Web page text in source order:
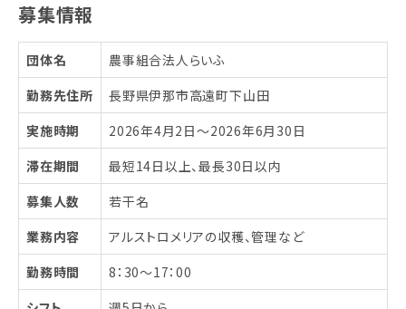
募集情報
団体名
農事組合法人らいふ
勤務先住所
長野県伊那市高遠町下山田
実施時期
2026年4月2日〜2026年6月30日
滞在期間
最短14日以上、最長30日以内
募集人数
若干名
業務内容
アルストロメリアの収穫、管理など
勤務時間
8：30～17：00